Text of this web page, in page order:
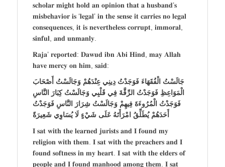
𝐬𝐜𝐡𝐨𝐥𝐚𝐫 𝐦𝐢𝐠𝐡𝐭 𝐡𝐨𝐥𝐝 𝐚𝐧 𝐨𝐩𝐢𝐧𝐢𝐨𝐧 𝐭𝐡𝐚𝐭 𝐚 𝐡𝐮𝐬𝐛𝐚𝐧𝐝’𝐬
𝐦𝐢𝐬𝐛𝐞𝐡𝐚𝐯𝐢𝐨𝐫 𝐢𝐬 ‘𝐥𝐞𝐠𝐚𝐥’ 𝐢𝐧 𝐭𝐡𝐞 𝐬𝐞𝐧𝐬𝐞 𝐢𝐭 𝐜𝐚𝐫𝐫𝐢𝐞𝐬 𝐧𝐨 𝐥𝐞𝐠𝐚𝐥
𝐜𝐨𝐧𝐬𝐞𝐪𝐮𝐞𝐧𝐜𝐞𝐬, 𝐢𝐭 𝐢𝐬 𝐧𝐞𝐯𝐞𝐫𝐭𝐡𝐞𝐥𝐞𝐬𝐬 𝐜𝐨𝐫𝐫𝐮𝐩𝐭, 𝐢𝐦𝐦𝐨𝐫𝐚𝐥,
𝐬𝐢𝐧𝐟𝐮𝐥, 𝐚𝐧𝐝 𝐮𝐧𝐦𝐚𝐧𝐥𝐲.
𝐑𝐚𝐣𝐚’ 𝐫𝐞𝐩𝐨𝐫𝐭𝐞𝐝: 𝐃𝐚𝐰𝐮𝐝 𝐢𝐛𝐧 𝐀𝐛𝐢 𝐇𝐢𝐧𝐝, 𝐦𝐚𝐲 𝐀𝐥𝐥𝐚𝐡
𝐡𝐚𝐯𝐞 𝐦𝐞𝐫𝐜𝐲 𝐨𝐧 𝐡𝐢𝐦, 𝐬𝐚𝐢𝐝:
جَالَسْتُ الْفُقَهَاءَ فَوَجَدْتُ دِينِي عِنْدَهُمْ وَجَالَسْتُ أَصْحَابَ
الْمَوَاعِظِ فَوَجَدْتُ الرِّقَّةَ فِي قَلْبِي وَجَالَسْتُ كِبَارَ النَّاسِ
فَوَجَدْتُ الْمُرُوءَةَ فِيهِمْ وَجَالَسْتُ شِرَارَ النَّاسِ فَوَجَدْتُ
أَحَدَهُمْ يُطَلِّقُ امْرَأَتَهُ عَلَى شَيْءٍ لَا يُسَاوِي شَعِيرَةً
𝐈 𝐬𝐚𝐭 𝐰𝐢𝐭𝐡 𝐭𝐡𝐞 𝐥𝐞𝐚𝐫𝐧𝐞𝐝 𝐣𝐮𝐫𝐢𝐬𝐭𝐬 𝐚𝐧𝐝 𝐈 𝐟𝐨𝐮𝐧𝐝 𝐦𝐲
𝐫𝐞𝐥𝐢𝐠𝐢𝐨𝐧 𝐰𝐢𝐭𝐡 𝐭𝐡𝐞𝐦. 𝐈 𝐬𝐚𝐭 𝐰𝐢𝐭𝐡 𝐭𝐡𝐞 𝐩𝐫𝐞𝐚𝐜𝐡𝐞𝐫𝐬 𝐚𝐧𝐝 𝐈
𝐟𝐨𝐮𝐧𝐝 𝐬𝐨𝐟𝐭𝐧𝐞𝐬𝐬 𝐢𝐧 𝐦𝐲 𝐡𝐞𝐚𝐫𝐭. 𝐈 𝐬𝐚𝐭 𝐰𝐢𝐭𝐡 𝐭𝐡𝐞 𝐞𝐥𝐝𝐞𝐫𝐬 𝐨𝐟
𝐩𝐞𝐨𝐩𝐥𝐞 𝐚𝐧𝐝 𝐈 𝐟𝐨𝐮𝐧𝐝 𝐦𝐚𝐧𝐡𝐨𝐨𝐝 𝐚𝐦𝐨𝐧𝐠 𝐭𝐡𝐞𝐦. 𝐈 𝐬𝐚𝐭